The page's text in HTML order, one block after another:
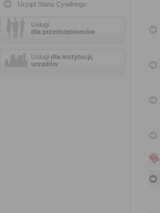
Urząd Stanu Cywilnego
Usługi
dla przedsiębiorców
Usługi dla instytucji,
urzędów